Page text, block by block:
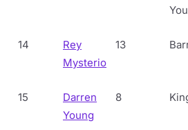
14
Rey
Mysterio
13
15
Darren
Young
8